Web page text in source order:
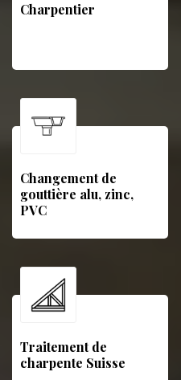
Charpentier
Changement de
gouttière alu, zinc,
PVC
Traitement de
charpente Suisse